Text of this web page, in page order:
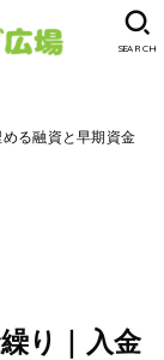
SEARCH
る融資と早期資金
り｜入金